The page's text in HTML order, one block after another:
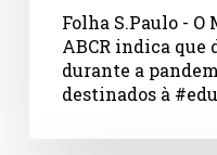
Folha S.Paulo - O
ABCR indica que
durante a
destinados à